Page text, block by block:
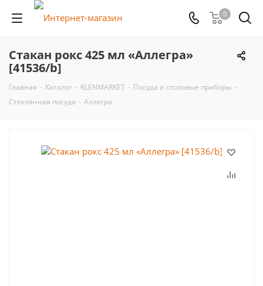
0
Стакан рокс 425 мл «Аллегра»
[41536/b]
Главная - Каталог - KLENMARKET - Посуда и столовые приборы -
Стеклянная посуда - Аллегра